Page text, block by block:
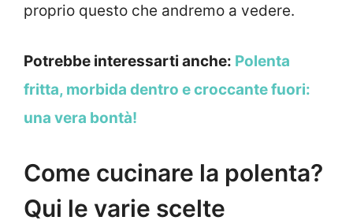
proprio questo che andremo a vedere.
Potrebbe interessarti anche: Polenta
fritta, morbida dentro e croccante fuori:
una vera bontà!
Come cucinare la polenta?
Qui le varie scelte